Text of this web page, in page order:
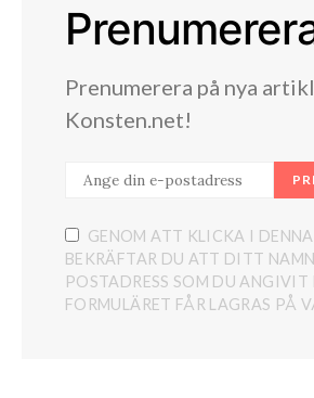
Prenumerera på nya
Konsten.net!
GENOM ATT KLICKA I
BEKRÄFTAR DU ATT DITT
POSTADRESS SOM DU ANGIVIT I
FORMULÄRET FÅR LAGRAS PÅ